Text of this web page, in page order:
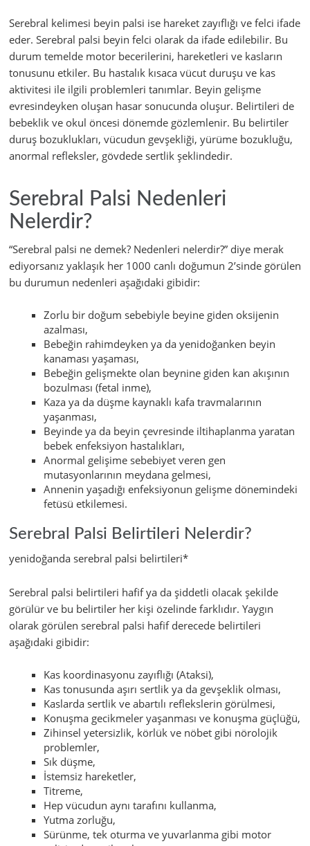
Serebral kelimesi beyin palsi ise hareket zayıflığı ve felci ifade
eder. Serebral palsi beyin felci olarak da ifade edilebilir. Bu
durum temelde motor becerilerini, hareketleri ve kasların
tonusunu etkiler. Bu hastalık kısaca vücut duruşu ve kas
aktivitesi ile ilgili problemleri tanımlar. Beyin gelişme
evresindeyken oluşan hasar sonucunda oluşur. Belirtileri de
bebeklik ve okul öncesi dönemde gözlemlenir. Bu belirtiler
duruş bozuklukları, vücudun gevşekliği, yürüme bozukluğu,
anormal refleksler, gövdede sertlik şeklindedir.
Serebral Palsi Nedenleri
Nelerdir?
“Serebral palsi ne demek? Nedenleri nelerdir?” diye merak
ediyorsanız yaklaşık her 1000 canlı doğumun 2’sinde görülen
bu durumun nedenleri aşağıdaki gibidir:
Zorlu bir doğum sebebiyle beyine giden oksijenin
azalması,
Bebeğin rahimdeyken ya da yenidoğanken beyin
kanaması yaşaması,
Bebeğin gelişmekte olan beynine giden kan akışının
bozulması (fetal inme),
Kaza ya da düşme kaynaklı kafa travmalarının
yaşanması,
Beyinde ya da beyin çevresinde iltihaplanma yaratan
bebek enfeksiyon hastalıkları,
Anormal gelişime sebebiyet veren gen
mutasyonlarının meydana gelmesi,
Annenin yaşadığı enfeksiyonun gelişme dönemindeki
fetüsü etkilemesi.
Serebral Palsi Belirtileri Nelerdir?
yenidoğanda serebral palsi belirtileri*
Serebral palsi belirtileri hafif ya da şiddetli olacak şekilde
görülür ve bu belirtiler her kişi özelinde farklıdır. Yaygın
olarak görülen serebral palsi hafif derecede belirtileri
aşağıdaki gibidir:
Kas koordinasyonu zayıflığı (Ataksi),
Kas tonusunda aşırı sertlik ya da gevşeklik olması,
Kaslarda sertlik ve abartılı reflekslerin görülmesi,
Konuşma gecikmeler yaşanması ve konuşma güçlüğü,
Zihinsel yetersizlik, körlük ve nöbet gibi nörolojik
problemler,
Sık düşme,
İstemsiz hareketler,
Titreme,
Hep vücudun aynı tarafını kullanma,
Yutma zorluğu,
Sürünme, tek oturma ve yuvarlanma gibi motor